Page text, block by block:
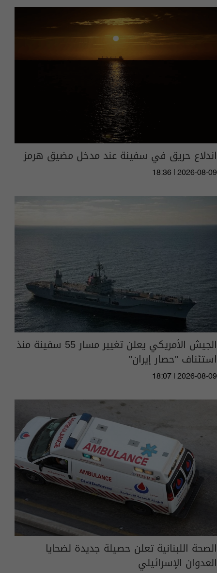
اندلاع حريق في سفينة عند مدخل مضيق هرمز
18:36 | 2026-08-09
الجيش الأمريكي يعلن تغيير مسار 55 سفينة منذ
استئناف "حصار إيران"
18:07 | 2026-08-09
الصحة اللبنانية تعلن حصيلة جديدة لضحايا
العدوان الإسرائيلي